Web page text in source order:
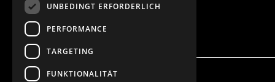
UNBEDINGT ERFORDERLICH
PERFORMANCE
TARGETING
FUNKTIONALITÄT